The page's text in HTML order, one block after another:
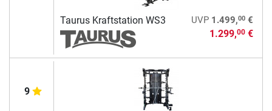
Taurus Kraftstation WS3 UVP 1.499,00€
1.299,00€
9